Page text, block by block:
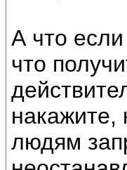
А что
что
накажите,
людям